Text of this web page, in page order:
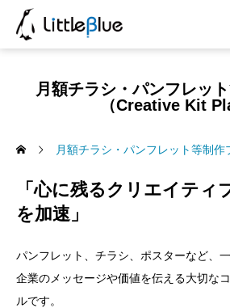
月額チラシ・パンフレッ
（Creative Kit
月額チラシ・パンフレット等制
「心に残るクリエイティ
を加速」
パンフレット、チラシ、ポスターなど、
企業のメッセージや価値を伝える大切な
ルです。